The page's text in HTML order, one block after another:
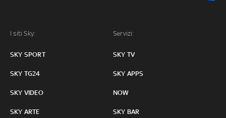
I siti Sky:
SKY SPORT
SKY TG24
SKY VIDEO
SKY ARTE
Servizi:
SKY TV
SKY APPS
NOW
SKY BAR